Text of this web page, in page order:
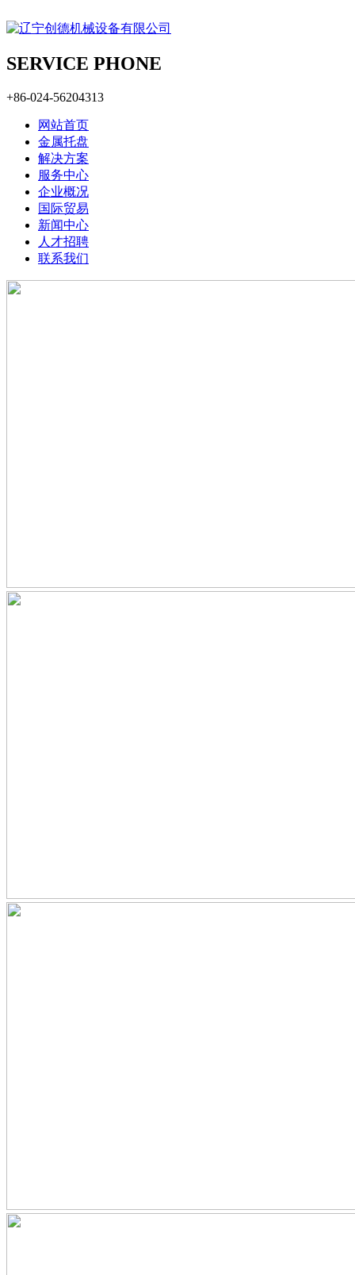
SERVICE PHONE
+86-024-56204313
网站首页
金属托盘
解决方案
服务中心
企业概况
国际贸易
新闻中心
人才招聘
联系我们